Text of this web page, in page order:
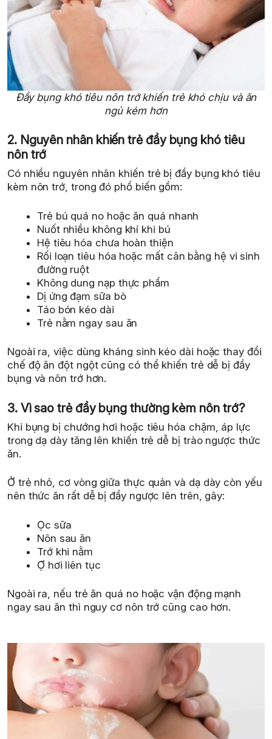
Đầy bụng khó tiêu nôn trớ khiến trẻ khó chịu và ăn
ngủ kém hơn
2. Nguyên nhân khiến trẻ đầy bụng khó tiêu
nôn trớ
Có nhiều nguyên nhân khiến trẻ bị đầy bụng khó tiêu
kèm nôn trớ, trong đó phổ biến gồm:
Trẻ bú quá no hoặc ăn quá nhanh
Nuốt nhiều không khí khi bú
Hệ tiêu hóa chưa hoàn thiện
Rối loạn tiêu hóa hoặc mất cân bằng hệ vi sinh
đường ruột
Không dung nạp thực phẩm
Dị ứng đạm sữa bò
Táo bón kéo dài
Trẻ nằm ngay sau ăn
Ngoài ra, việc dùng kháng sinh kéo dài hoặc thay đổi
chế độ ăn đột ngột cũng có thể khiến trẻ dễ bị đầy
bụng và nôn trớ hơn.
3. Vì sao trẻ đầy bụng thường kèm nôn trớ?
Khi bụng bị chướng hơi hoặc tiêu hóa chậm, áp lực
trong dạ dày tăng lên khiến trẻ dễ bị trào ngược thức
ăn.
Ở trẻ nhỏ, cơ vòng giữa thực quản và dạ dày còn yếu
nên thức ăn rất dễ bị đẩy ngược lên trên, gây:
Ọc sữa
Nôn sau ăn
Trớ khi nằm
Ợ hơi liên tục
Ngoài ra, nếu trẻ ăn quá no hoặc vận động mạnh
ngay sau ăn thì nguy cơ nôn trớ cũng cao hơn.